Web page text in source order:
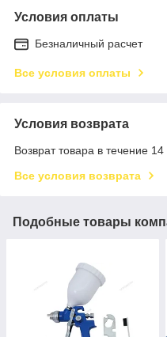
Условия оплаты
Безналичный расчет
Все условия оплаты
Условия возврата
Возврат товара в течение
Все условия возврата
Подобные товары